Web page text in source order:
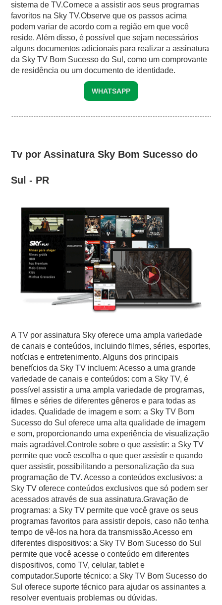
sistema de TV.Comece a assistir aos seus programas
favoritos na Sky TV.Observe que os passos acima
podem variar de acordo com a região em que você
reside. Além disso, é possível que sejam necessários
alguns documentos adicionais para realizar a assinatura
da Sky TV Bom Sucesso do Sul, como um comprovante
de residência ou um documento de identidade.
WHATSAPP
Tv por Assinatura Sky Bom Sucesso do
Sul - PR
A TV por assinatura Sky oferece uma ampla variedade
de canais e conteúdos, incluindo filmes, séries, esportes,
notícias e entretenimento. Alguns dos principais
benefícios da Sky TV incluem: Acesso a uma grande
variedade de canais e conteúdos: com a Sky TV, é
possível assistir a uma ampla variedade de programas,
filmes e séries de diferentes gêneros e para todas as
idades. Qualidade de imagem e som: a Sky TV Bom
Sucesso do Sul oferece uma alta qualidade de imagem
e som, proporcionando uma experiência de visualização
mais agradável.Controle sobre o que assistir: a Sky TV
permite que você escolha o que quer assistir e quando
quer assistir, possibilitando a personalização da sua
programação de TV. Acesso a conteúdos exclusivos: a
Sky TV oferece conteúdos exclusivos que só podem ser
acessados através de sua assinatura.Gravação de
programas: a Sky TV permite que você grave os seus
programas favoritos para assistir depois, caso não tenha
tempo de vê-los na hora da transmissão.Acesso em
diferentes dispositivos: a Sky TV Bom Sucesso do Sul
permite que você acesse o conteúdo em diferentes
dispositivos, como TV, celular, tablet e
computador.Suporte técnico: a Sky TV Bom Sucesso do
Sul oferece suporte técnico para ajudar os assinantes a
resolver eventuais problemas ou dúvidas.